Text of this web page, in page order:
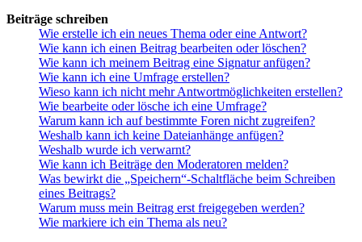
Beiträge schreiben
Wie erstelle ich ein neues Thema oder eine Antwort?
Wie kann ich einen Beitrag bearbeiten oder löschen?
Wie kann ich meinem Beitrag eine Signatur anfügen?
Wie kann ich eine Umfrage erstellen?
Wieso kann ich nicht mehr Antwortmöglichkeiten erstellen?
Wie bearbeite oder lösche ich eine Umfrage?
Warum kann ich auf bestimmte Foren nicht zugreifen?
Weshalb kann ich keine Dateianhänge anfügen?
Weshalb wurde ich verwarnt?
Wie kann ich Beiträge den Moderatoren melden?
Was bewirkt die „Speichern“-Schaltfläche beim Schreiben
eines Beitrags?
Warum muss mein Beitrag erst freigegeben werden?
Wie markiere ich ein Thema als neu?